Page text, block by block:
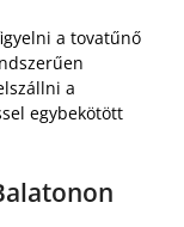
a tovatűnő
a
egybekötött